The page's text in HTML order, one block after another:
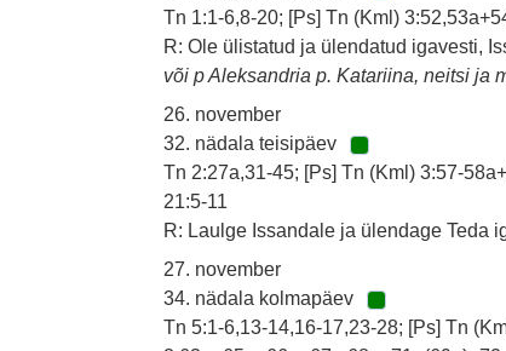
Tn 1:1-6,8-20; [Ps] Tn (Kml)
R: Ole ülistatud ja ülendatud igavesti,
või p Aleksandria p. Katariina, neitsi ja
26. november
32. nädala teisipäev
Tn 2:27a,31-45; [Ps] Tn (Kml) 3:57-
21:5-11
R: Laulge Issandale ja ülendage Teda
27. november
34. nädala kolmapäev
Tn 5:1-6,13-14,16-17,23-28; [Ps] Tn